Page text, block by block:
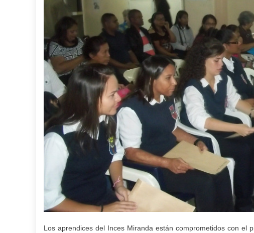
Los aprendices del Inces Miranda están comprometidos con el